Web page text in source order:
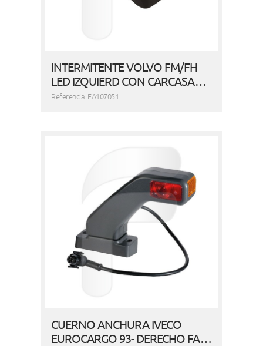
INTERMITENTE VOLVO FM/FH
LED IZQUIERD CON CARCASA…
Referencia: FA107051
CUERNO ANCHURA IVECO
EUROCARGO 93- DERECHO FA…